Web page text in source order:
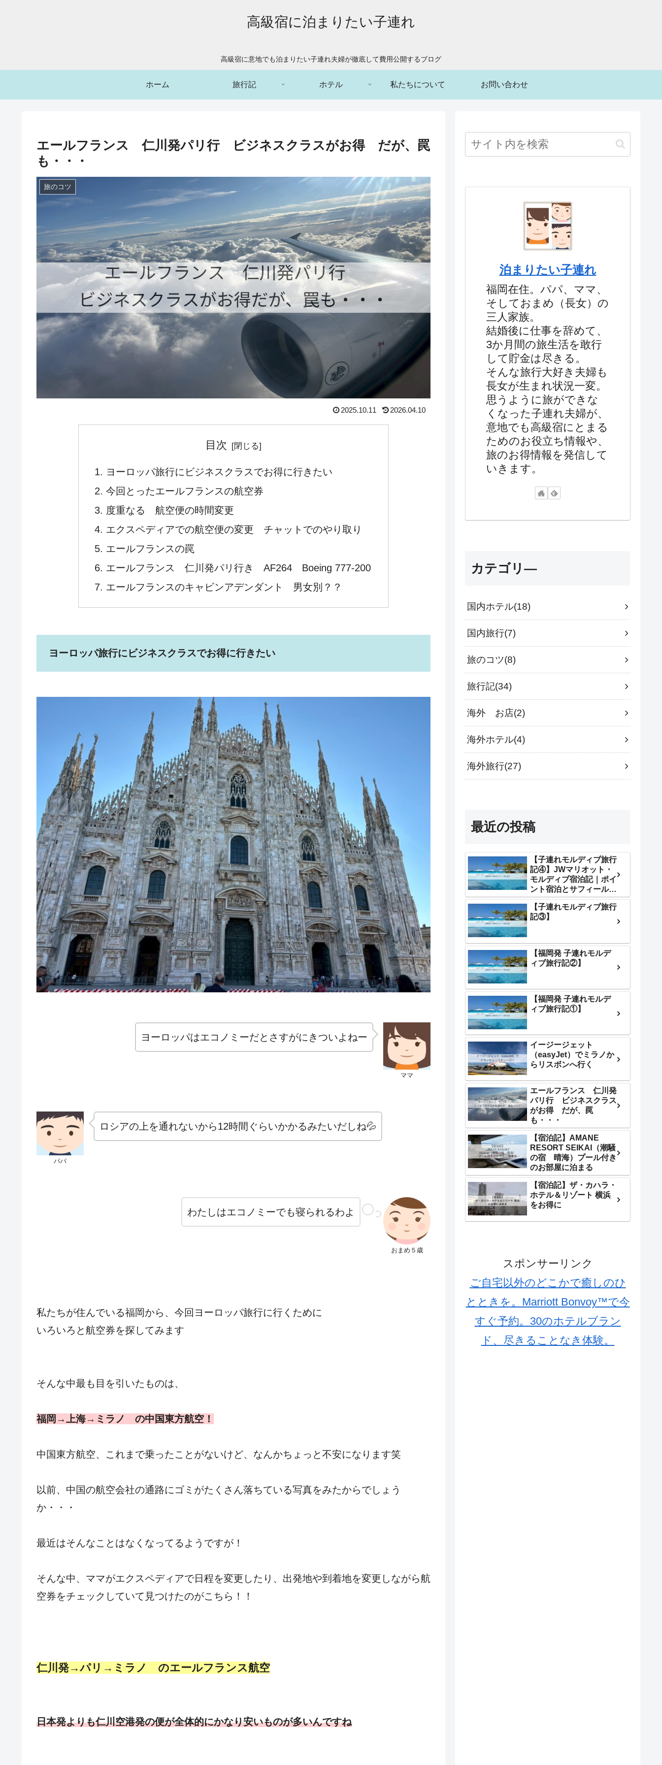
高級宿に泊まりたい子連れ
高級宿に意地でも泊まりたい子連れ夫婦が徹底して費用公開するブログ
ホーム 旅行記 ホテル 私たちについて お問い合わせ
エールフランス 仁川発パリ行 ビジネスクラスがお得 だが、罠
も・・・
旅のコツ
2025.10.11 2026.04.10
目次
ヨーロッパ旅行にビジネスクラスでお得に行きたい
今回とったエールフランスの航空券
度重なる 航空便の時間変更
エクスペディアでの航空便の変更 チャットでのやり取り
エールフランスの罠
エールフランス 仁川発パリ行き AF264 Boeing 777-200
エールフランスのキャビンアデンダント 男女別？？
ヨーロッパ旅行にビジネスクラスでお得に行きたい
ママ
ヨーロッパはエコノミーだとさすがにきついよねー
パパ
ロシアの上を通れないから12時間ぐらいかかるみたいだしね💦
おまめ５歳
わたしはエコノミーでも寝られるわよ
私たちが住んでいる福岡から、今回ヨーロッパ旅行に行くために
いろいろと航空券を探してみます
そんな中最も目を引いたものは、
福岡→上海→ミラノ の中国東方航空！
中国東方航空、これまで乗ったことがないけど、なんかちょっと不安になります笑
以前、中国の航空会社の通路にゴミがたくさん落ちている写真をみたからでしょう
か・・・
最近はそんなことはなくなってるようですが！
そんな中、ママがエクスペディアで日程を変更したり、出発地や到着地を変更しながら航
空券をチェックしていて見つけたのがこちら！！
仁川発→パリ→ミラノ のエールフランス航空
日本発よりも仁川空港発の便が全体的にかなり安いものが多いんですね
泊まりたい子連れ
福岡在住。パパ、ママ、
そしておまめ（長女）の
三人家族。
結婚後に仕事を辞めて、
3か月間の旅生活を敢行
して貯金は尽きる。
そんな旅行大好き夫婦も
長女が生まれ状況一変。
思うように旅ができな
くなった子連れ夫婦が、
意地でも高級宿にとまる
ためのお役立ち情報や、
旅のお得情報を発信して
いきます。
カテゴリ―
国内ホテル 18
国内旅行 7
旅のコツ 8
旅行記 34
海外 お店 2
海外ホテル 4
海外旅行 27
最近の投稿
【子連れモルディブ旅行
記④】JWマリオット・
モルディブ宿泊記｜ポイ
ント宿泊とサフィール体
験が最高すぎた
【子連れモルディブ旅行
記③】
【福岡発 子連れモルデ
ィブ旅行記②】
【福岡発 子連れモルデ
ィブ旅行記①】
イージージェット
（easyJet）でミラノか
らリスボンへ行く
エールフランス 仁川発
パリ行 ビジネスクラス
がお得 だが、罠
も・・・
【宿泊記】AMANE
RESORT SEIKAI（潮騒
の宿 晴海）プール付き
のお部屋に泊まる
【宿泊記】ザ・カハラ・
ホテル＆リゾート 横浜
をお得に
スポンサーリンク
ご自宅以外のどこかで癒しのひ
とときを。Marriott Bonvoy™で今
すぐ予約。30のホテルブラン
ド、尽きることなき体験。